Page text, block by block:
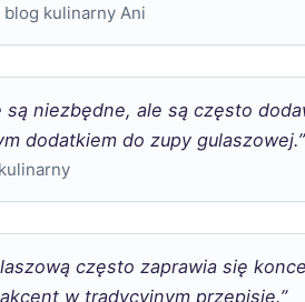
blog kulinarny Ani
są niezbędne, ale są często
dodatkiem do zupy gulaszowej.”
często zaprawia się
w tradycyjnym przepisie.”